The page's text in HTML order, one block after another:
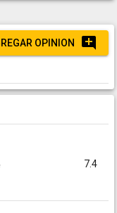
OPINION
7.4